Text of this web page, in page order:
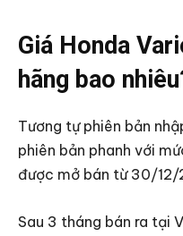
Giá Honda
hãng bao
Tương tự phiên bản
phiên bản phanh với
được mở bán từ 30/12/
Sau 3 tháng bán ra tại